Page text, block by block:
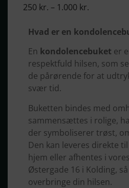
250 kr. – 1.000 kr.
Hvad er en
En kondolencebuket er
respektfuld hilsen, som
de pårørende for at
svær tid.
Buketten bindes med
sammensættes i rolige,
der symboliserer trøst,
Den kan leveres direkte
hjem eller afhentes i
Østergade 16 i Kolding,
overbringe din hilsen.